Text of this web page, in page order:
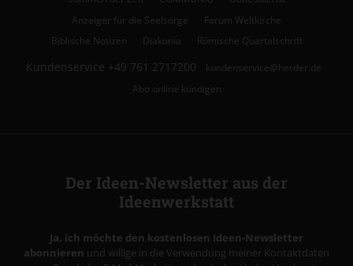
Anzeiger für die Seelsorge
Forum Weltkirche
Biblische Notizen
Diakonia Römische Quartalschrift
Kundenservice +49 761 2717200
kundenservice@herder.de
Abo online kündigen
Der Ideen-Newsletter aus der
Ideenwerkstatt
Ja, ich möchte den kostenlosen Ideen-Newsletter
abonnieren und willige in die Verwendung meiner Kontaktdaten